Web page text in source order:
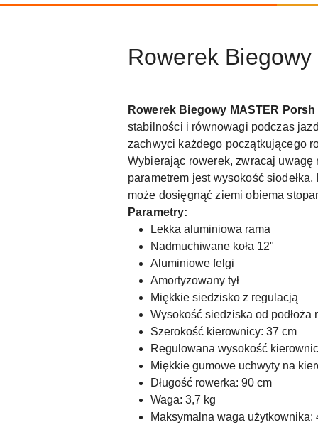
Rowerek
Rowerek Biegowy MASTER Porsh
stabilności i równowagi podczas
zachwyci każdego początkującego
Wybierając rowerek, zwracaj
parametrem jest wysokość
może dosięgnąć ziemi obiema
Parametry:
Lekka aluminiowa rama
Nadmuchiwane koła 12"
Aluminiowe felgi
Amortyzowany tył
Miękkie siedzisko z regulacją
Wysokość siedziska od podłoża
Szerokość kierownicy: 37 cm
Regulowana wysokość
Miękkie gumowe uchwyty na
Długość rowerka: 90 cm
Waga: 3,7 kg
Maksymalna waga użytkownika: